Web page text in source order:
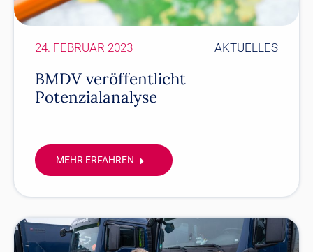
BMDV veröffentlicht
Potenzialanalyse
AKTUELLES
24. FEBRUAR 2023
MEHR ERFAHREN